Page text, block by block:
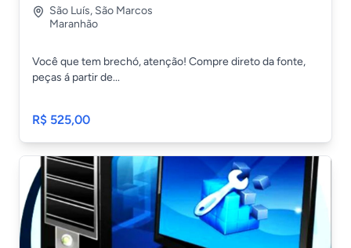
São Luís, São Marcos
Maranhão
Você que tem brechó, atenção! Compre direto da fonte,
peças á partir de...
R$ 525,00